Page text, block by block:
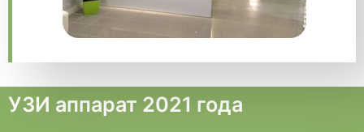
УЗИ аппарат 2021 года